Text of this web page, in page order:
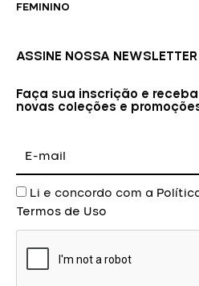
FEMININO
ASSINE NOSSA NEWSLETTER
Faça sua inscrição e
novas coleções e
mail
AceiteLi e concordo com a
Termos de Uso